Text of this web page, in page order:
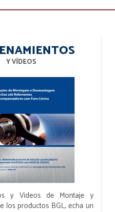
Y VÍDEOS
y Videos de Montaje y
los productos BGL, echa un